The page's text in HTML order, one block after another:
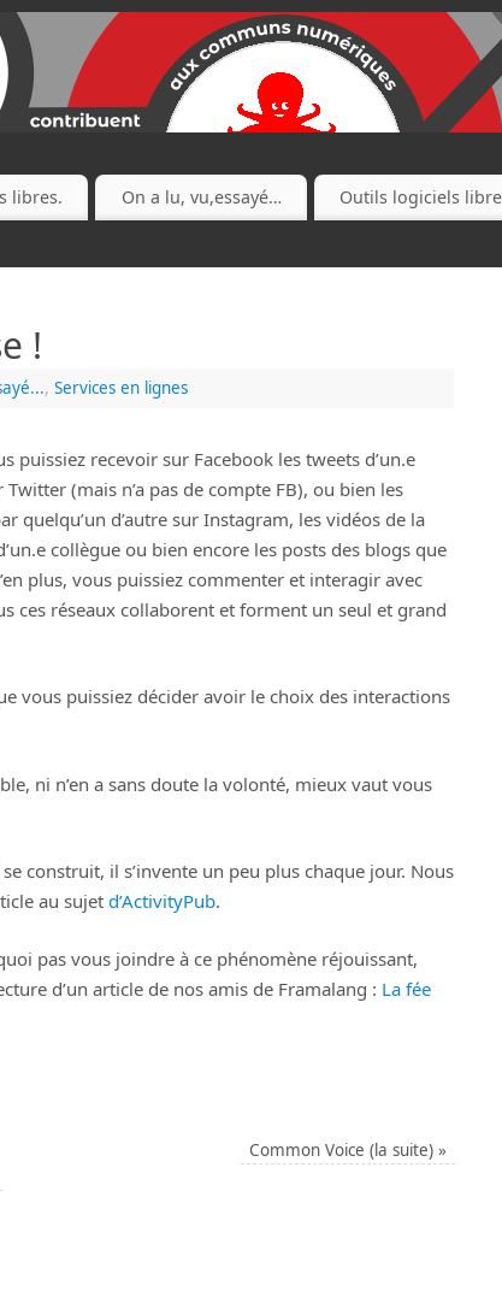
libres. On a lu, vu,essayé… Outils logiciels
!
, Services en lignes
puissiez recevoir sur Facebook les tweets d’un.e
(mais n’a pas de compte FB), ou bien les
quelqu’un d’autre sur Instagram, les vidéos de la
collègue ou bien encore les posts des blogs que
plus, vous puissiez commenter et interagir avec
ces réseaux collaborent et forment un seul et grand
vous puissiez décider avoir le choix des interactions
ni n’en a sans doute la volonté, mieux vaut vous
construit, il s’invente un peu plus chaque jour. Nous
au sujet d’ActivityPub.
pas vous joindre à ce phénomène réjouissant,
d’un article de nos amis de Framalang : La fée
Common Voice (la suite) »